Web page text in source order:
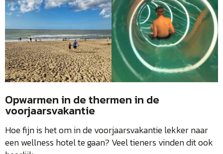
Opwarmen in de thermen in de
voorjaarsvakantie
Hoe fijn is het om in de voorjaarsvakantie lekker naar
een wellness hotel te gaan? Veel tieners vinden dit ook